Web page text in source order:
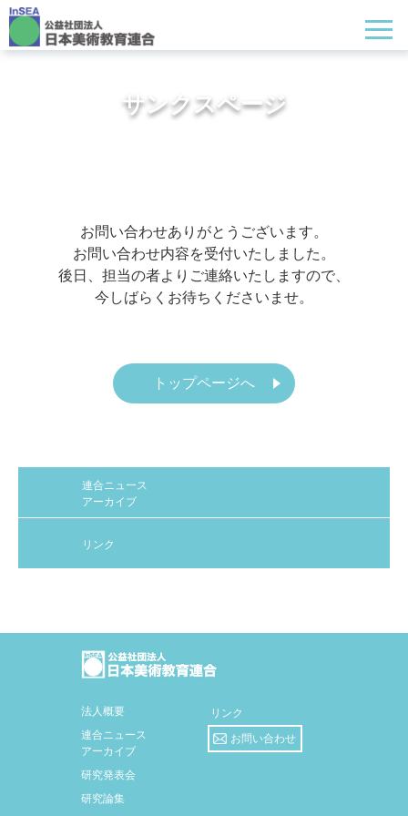
サンクスページ
お問い合わせありがとうございます。
お問い合わせ内容を受付いたしました。
後日、担当の者よりご連絡いたしますので、
今しばらくお待ちくださいませ。
トップページへ
連合ニュース
アーカイブ
リンク
法人概要
連合ニュース
アーカイブ
研究発表会
研究論集
リンク
お問い合わせ